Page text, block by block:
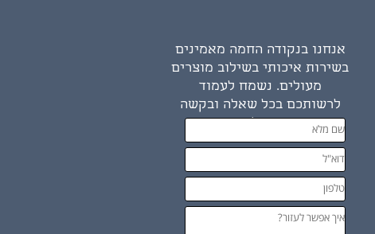
אנחנו בנקודה החמה מאמינים
בשירות איכותי בשילוב מוצרים
מעולים. נשמח לעמוד
לרשותכם בכל שאלה ובקשה
שיש לכם.